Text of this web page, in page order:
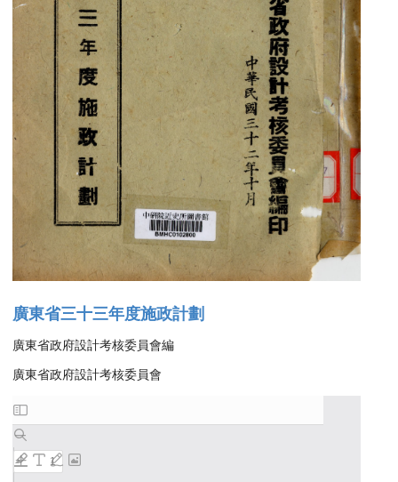
廣東省三十三年度施政計劃
廣東省政府設計考核委員會編
廣東省政府設計考核委員會